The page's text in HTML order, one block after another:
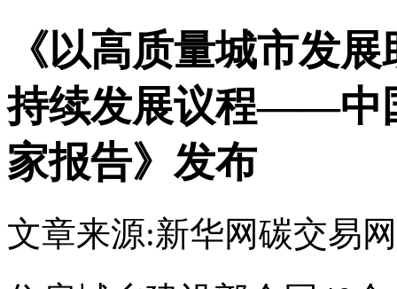
《以高质量城市发
持续发展议程——中
家报告》发布
文章来源:新华网碳交易网